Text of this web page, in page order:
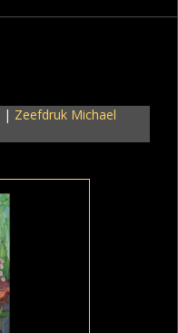
| Zeefdruk Michael